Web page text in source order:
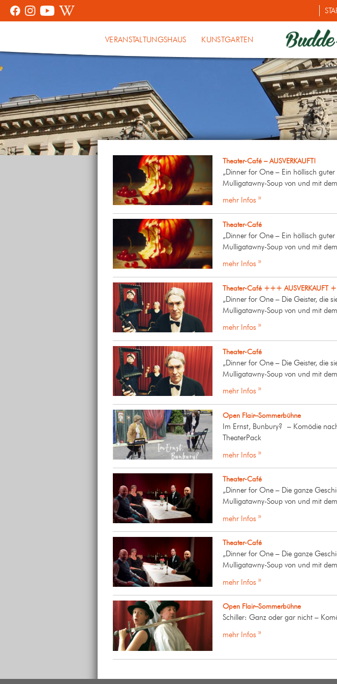
VERANSTALTUNGSHAUS KUNSTGARTEN
Theater-Café – AUSVERKAUFT!
„Dinner for One – Ein höllisch
Mulligatawny-Soup von und mit
mehr Infos »
Theater-Café
„Dinner for One – Ein höllisch
Mulligatawny-Soup von und mit
mehr Infos »
Theater-Café +++ AUSVERKAUFT
„Dinner for One – Die Geister, die
Mulligatawny-Soup von und mit
mehr Infos »
Theater-Café
„Dinner for One – Die Geister, die
Mulligatawny-Soup von und mit
mehr Infos »
Open Flair–Sommerbühne
Im Ernst, Bunbury? – Komödie
TheaterPack
mehr Infos »
Theater-Café
„Dinner for One – Die ganze
Mulligatawny-Soup von und mit
mehr Infos »
Theater-Café
„Dinner for One – Die ganze
Mulligatawny-Soup von und mit
mehr Infos »
Open Flair–Sommerbühne
Schiller: Ganz oder gar nicht –
mehr Infos »